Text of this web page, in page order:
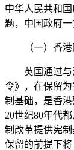
中华人民共和
题，中国政府
（一）香港
英国通过与清
令》，在保留
制基础，是香
20世纪80年代
制改革提供宪
保留的前提下